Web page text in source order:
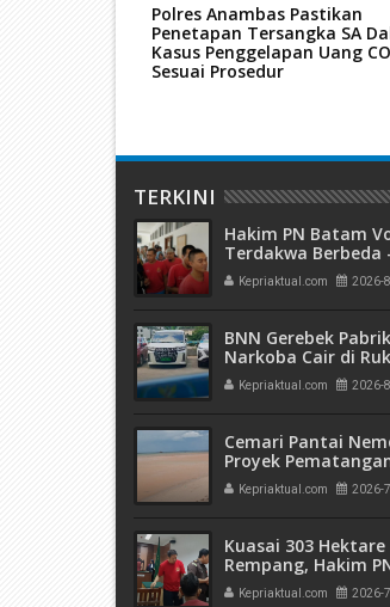
Polres Anambas Pastikan
Penetapan Tersangka SA
Kasus Penggelapan Uang
Sesuai Prosedur
TERKINI
Hakim PN Batam
Terdakwa Berbeda
Fahrurazi
Bulan, Azzah
Bulan
Kepriaktual.com 2026-
BNN Gerebek Pabrik
Narkoba Cair di
AHr, Alphard Disita
Terdaftar Atas
Kepriaktual.com 2026-
Cemari Pantai
Proyek
Lahan Teluk Mata
Diduga Tidak
Kepriaktual.com 2026-
Kuasai 303
Rempang, Hakim
Batam Vonis 6
Kepriaktual.com 2026-